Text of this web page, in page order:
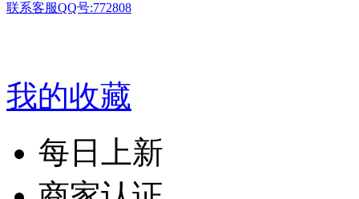
联系客服QQ号:772808
我的收藏
每日上新